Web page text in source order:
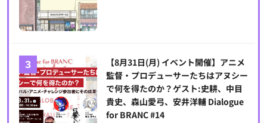
【8月31日(月) イベント開催】アニメ
監督・プロデューサーたちはアヌシー
で何を得たのか？ゲスト:史耕、中目
貴史、森山愛弓、安井洋輔 Dialogue
for BRANC #14